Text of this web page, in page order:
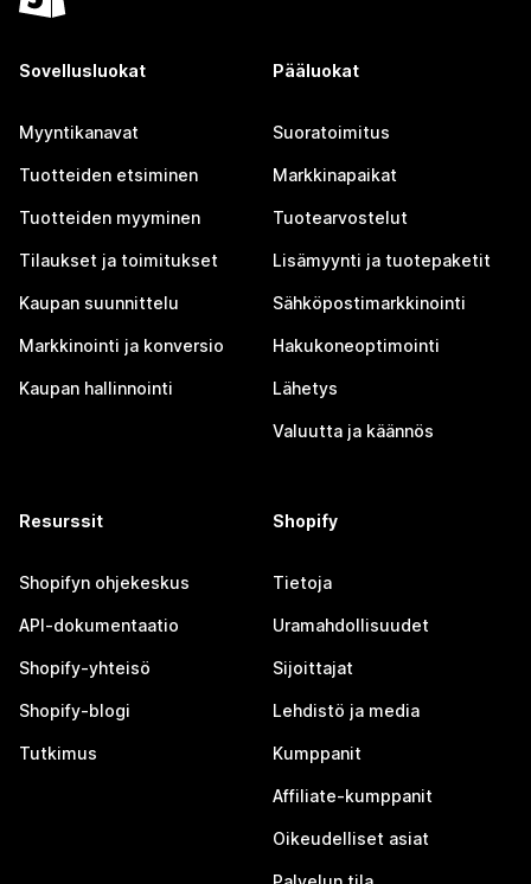
Sovellusluokat
Myyntikanavat
Tuotteiden etsiminen
Tuotteiden myyminen
Tilaukset ja toimitukset
Kaupan suunnittelu
Markkinointi ja konversio
Kaupan hallinnointi
Pääluokat
Suoratoimitus
Markkinapaikat
Tuotearvostelut
Lisämyynti ja tuotepaketit
Sähköpostimarkkinointi
Hakukoneoptimointi
Lähetys
Valuutta ja käännös
Resurssit
Shopifyn ohjekeskus
API-dokumentaatio
Shopify-yhteisö
Shopify-blogi
Tutkimus
Shopify
Tietoja
Uramahdollisuudet
Sijoittajat
Lehdistö ja media
Kumppanit
Affiliate-kumppanit
Oikeudelliset asiat